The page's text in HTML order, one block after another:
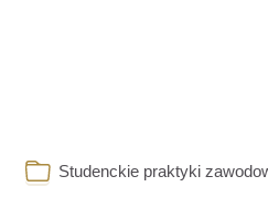
Studenckie praktyki